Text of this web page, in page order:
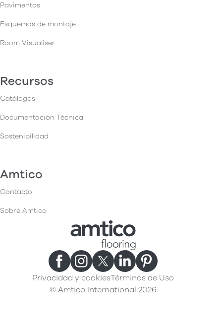
Pavimentos
Esquemas de montaje
Room Visualiser
Recursos
Catálogos
Documentación Técnica
Sostenibilidad
Amtico
Contacto
Sobre Amtico
Privacidad y cookiesTérminos de Uso
© Amtico International 2026